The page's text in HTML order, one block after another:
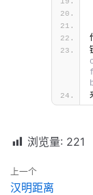
浏览量: 221
上一个
汉明距离